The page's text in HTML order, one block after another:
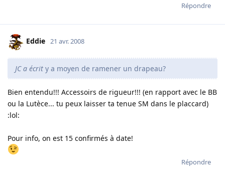
Répondre
Eddie 21 avr. 2008
JC a écrit y a moyen de ramener un drapeau?
Bien entendu!!! Accessoirs de rigueur!!! (en rapport avec le BB
ou la Lutèce... tu peux laisser ta tenue SM dans le placcard)
:lol:
Pour info, on est 15 confirmés à date!
Répondre